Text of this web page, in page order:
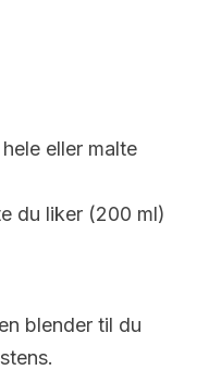
eller malte
du liker (200 ml)
blender til du